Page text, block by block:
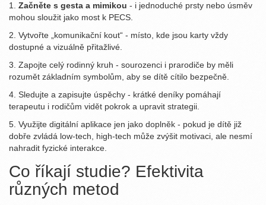
1. Začněte s gesta a mimikou - i jednoduché prsty nebo úsměv
mohou sloužit jako most k PECS.
2. Vytvořte „komunikační kout“ - místo, kde jsou karty vždy
dostupné a vizuálně přitažlivé.
3. Zapojte celý rodinný kruh - sourozenci i prarodiče by měli
rozumět základním symbolům, aby se dítě cítilo bezpečně.
4. Sledujte a zapisujte úspěchy - krátké deníky pomáhají
terapeutu i rodičům vidět pokrok a upravit strategii.
5. Využijte digitální aplikace jen jako doplněk - pokud je dítě již
dobře zvládá low‑tech, high‑tech může zvýšit motivaci, ale nesmí
nahradit fyzické interakce.
Co říkají studie? Efektivita
různých metod